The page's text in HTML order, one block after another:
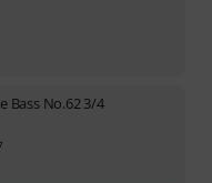
Bass No.62 3/4